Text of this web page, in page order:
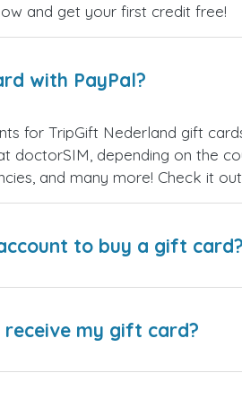
and get your first credit free!
with PayPal?
for TripGift Nederland gift
doctorSIM, depending on the
and many more! Check it
to buy a gift card?
my gift card?